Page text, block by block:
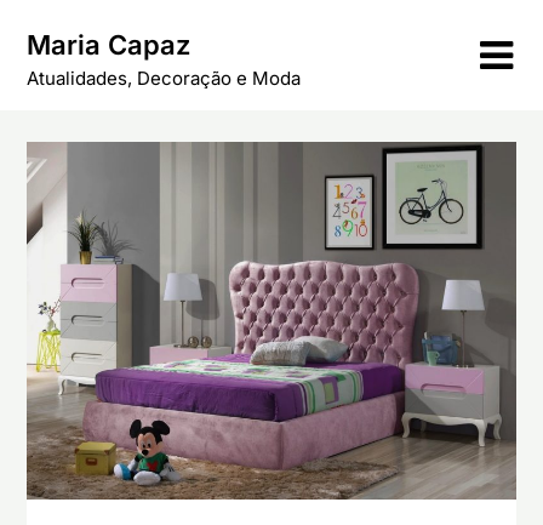
content
Maria Capaz
Atualidades, Decoração e Moda